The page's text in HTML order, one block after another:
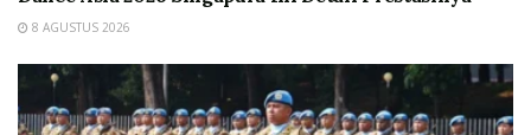
8 AGUSTUS 2026